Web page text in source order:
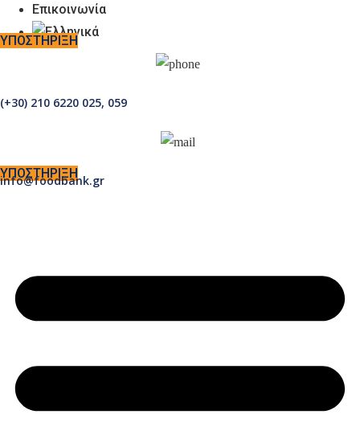
Επικοινωνία
ΥΠΟΣΤΗΡΙΞΗ
(+30) 210 6220 025, 059
info@foodbank.gr
ΥΠΟΣΤΗΡΙΞΗ
Previous Post